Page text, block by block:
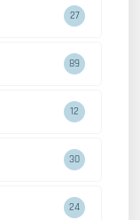
27
89
12
30
24